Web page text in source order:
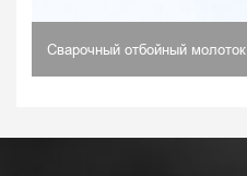
Сварочный отбойный молоток